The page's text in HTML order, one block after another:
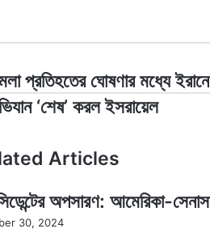
প্রতিহতের ঘোষণার মধ্যে ইরানে
‘শেষ’ করল ইসরায়েল
Articles
অপসারণ: আমেরিকা-
30, 2024